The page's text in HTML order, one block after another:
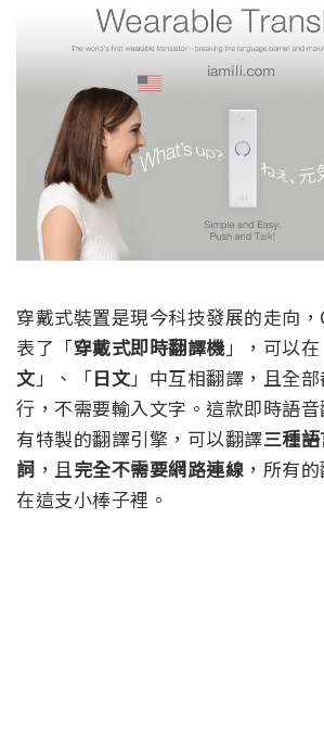
穿戴式裝置是現今科技發展的走向，
表了「穿戴式即時翻譯機」，可以
文」、「日文」中互相翻譯，且全
行，不需要輸入文字。這款即時語
有特製的翻譯引擎，可以翻譯三種
詞 ，且完全不需要網路連線 ，所有
在這支小棒子裡。